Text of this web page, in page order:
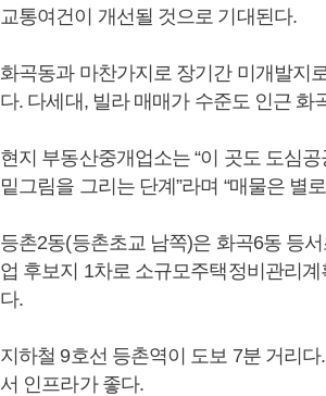
교통여건이 개선될 것으로 기대된다.
화곡동과 마찬가지로 장기간 미개발지
다. 다세대, 빌라 매매가 수준도 인근 화
현지 부동산중개업소는 “이 곳도 도심
밑그림을 그리는 단계”라며 “매물은 별
등촌2동(등촌초교 남쪽)은 화곡6동 등
업 후보지 1차로 소규모주택정비관리
다.
지하철 9호선 등촌역이 도보 7분 거리
서 인프라가 좋다.